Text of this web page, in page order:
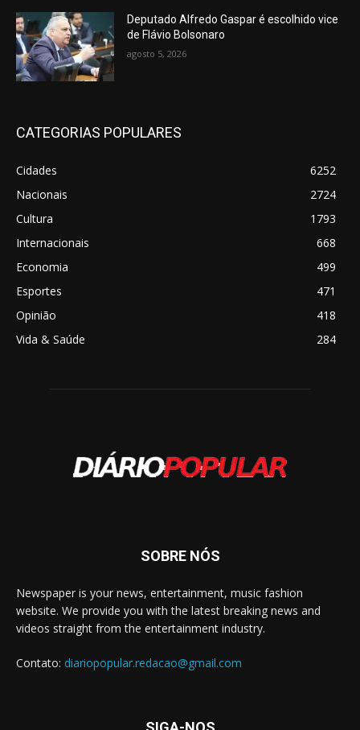
Deputado Alfredo Gaspar é escolhido vice
de Flávio Bolsonaro
agosto 5, 2026
CATEGORIAS POPULARES
Cidades
6252
Nacionais
2724
Cultura
1793
Internacionais
668
Economia
499
Esportes
471
Opinião
418
Vida & Saúde
284
SOBRE NÓS
Newspaper is your news, entertainment, music fashion
website. We provide you with the latest breaking news and
videos straight from the entertainment industry.
Contato: diariopopular.redacao@gmail.com